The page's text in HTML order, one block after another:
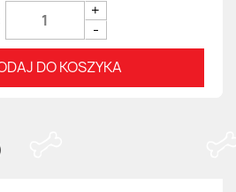
+
-
DO KOSZYKA